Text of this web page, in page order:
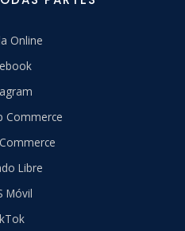
Online
Commerce
Libre
Móvil